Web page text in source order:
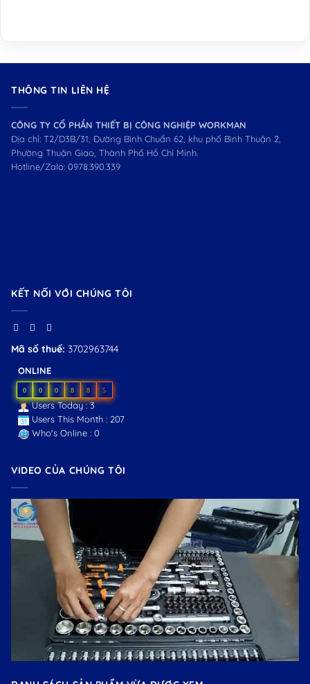
THÔNG TIN LIÊN HỆ
CÔNG TY CỔ PHẦN THIẾT BỊ CÔNG NGHIỆP WORKMAN
Địa chỉ: T2/D3B/31, Đường Bình Chuẩn 62, khu phố Bình Thuận 2,
Phường Thuận Giao, Thành Phố Hồ Chí Minh.
Hotline/Zalo: 0978.390.339
KẾT NỐI VỚI CHÚNG TÔI
Mã số thuế: 3702963744
ONLINE
0 0 0 8 8 5
Users Today : 3
Users This Month : 207
Who's Online : 0
VIDEO CỦA CHÚNG TÔI